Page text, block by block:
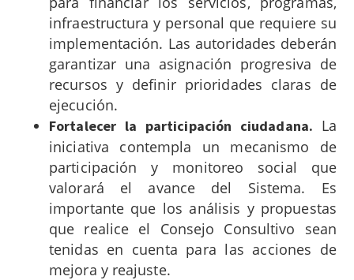
infraestructura y personal que requiere su
implementación. Las autoridades deberán
garantizar una asignación progresiva de
recursos y definir prioridades claras de
ejecución.
Fortalecer la participación ciudadana. La
iniciativa contempla un mecanismo de
participación y monitoreo social que
valorará el avance del Sistema. Es
importante que los análisis y propuestas
que realice el Consejo Consultivo sean
tenidas en cuenta para las acciones de
mejora y reajuste.